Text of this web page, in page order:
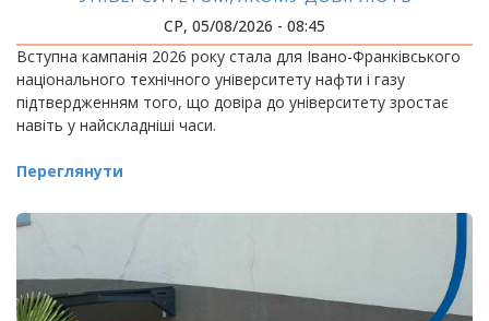
СР, 05/08/2026 - 08:45
Вступна кампанія 2026 року стала для Івано-Франківського
національного технічного університету нафти і газу
підтвердженням того, що довіра до університету зростає
навіть у найскладніші часи.
Переглянути